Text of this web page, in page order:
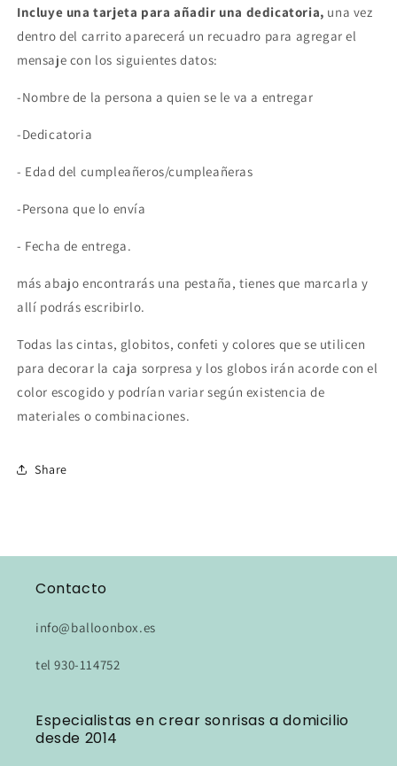
Incluye una tarjeta para añadir una dedicatoria, una vez
dentro del carrito aparecerá un recuadro para agregar el
mensaje con los siguientes datos:
-Nombre de la persona a quien se le va a entregar
-Dedicatoria
- Edad del cumpleañeros/cumpleañeras
-Persona que lo envía
- Fecha de entrega.
más abajo encontrarás una pestaña, tienes que marcarla y
allí podrás escribirlo.
Todas las cintas, globitos, confeti y colores que se utilicen
para decorar la caja sorpresa y los globos irán acorde con el
color escogido y podrían variar según existencia de
materiales o combinaciones.
Share
Contacto
info@balloonbox.es
tel 930-114752
Especialistas en crear sonrisas a domicilio
desde 2014